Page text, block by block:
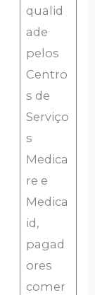
qualid
ade
pelos
Centro
s de
Serviço
s
Medica
re e
Medica
id,
pagad
ores
comer